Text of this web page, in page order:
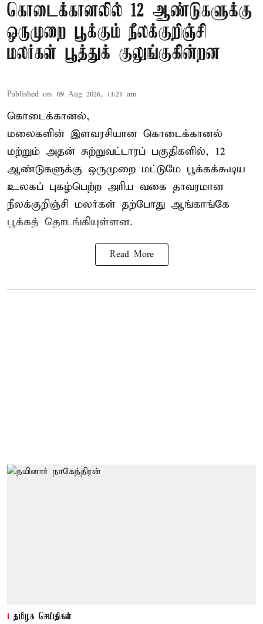
கொடைக்கானலில் 12 ஆண்டுகளுக்கு
ஒருமுறை பூக்கும் நீலக்குறிஞ்சி
மலர்கள் பூத்துக் குலுங்குகின்றன
Published on: 09 Aug 2026, 11:21 am
கொடைக்கானல்,
மலைகளின் இளவரசியான கொடைக்கானல்
மற்றும் அதன் சுற்றுவட்டாரப் பகுதிகளில், 12
ஆண்டுகளுக்கு ஒருமுறை மட்டுமே பூக்கக்கூடிய
உலகப் புகழ்பெற்ற அரிய வகை தாவரமான
நீலக்குறிஞ்சி மலர்கள் தற்போது ஆங்காங்கே
பூக்கத் தொடங்கியுள்ளன.
Read More
தமிழக செய்திகள்